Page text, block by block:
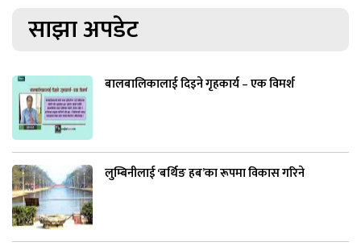
साझा अपडेट
बालबालिकालाई दिइने गृहकार्य – एक विमर्श
लुम्बिनीलाई ‘बर्थिङ हब’का रूपमा विकास गरिने